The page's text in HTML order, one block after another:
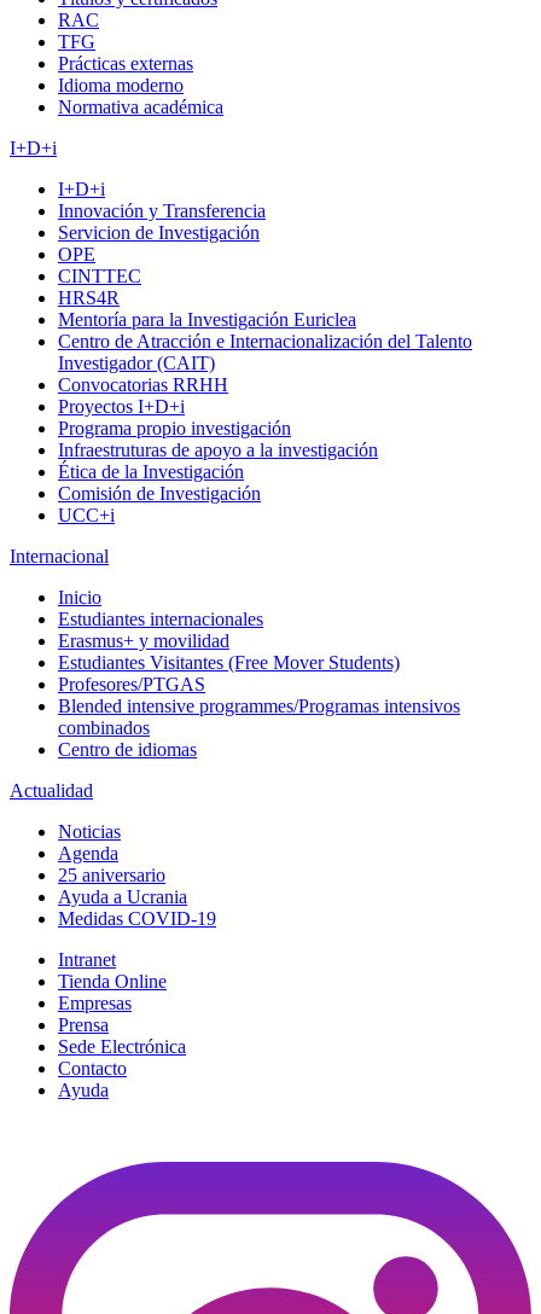
RAC
TFG
Prácticas externas
Idioma moderno
Normativa académica
I+D+i
I+D+i
Innovación y Transferencia
Servicion de Investigación
OPE
CINTTEC
HRS4R
Mentoría para la Investigación Euriclea
Centro de Atracción e Internacionalización del Talento
Investigador (CAIT)
Convocatorias RRHH
Proyectos I+D+i
Programa propio investigación
Infraestruturas de apoyo a la investigación
Ética de la Investigación
Comisión de Investigación
UCC+i
Internacional
Inicio
Estudiantes internacionales
Erasmus+ y movilidad
Estudiantes Visitantes (Free Mover Students)
Profesores/PTGAS
Blended intensive programmes/Programas intensivos
combinados
Centro de idiomas
Actualidad
Noticias
Agenda
25 aniversario
Ayuda a Ucrania
Medidas COVID-19
Intranet
Tienda Online
Empresas
Prensa
Sede Electrónica
Contacto
Ayuda